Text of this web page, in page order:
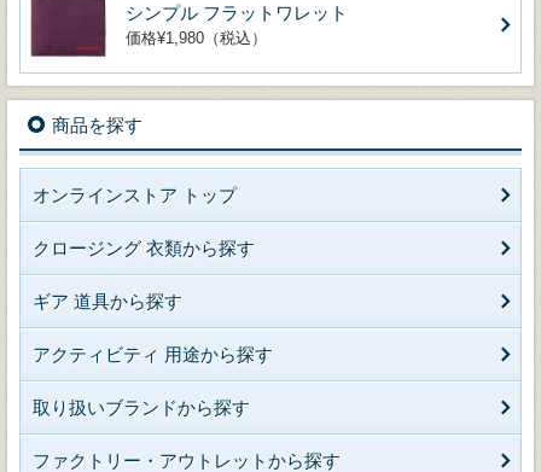
シンプル フラットワレット
価格¥1,980（税込）
商品を探す
オンラインストア トップ
クロージング 衣類から探す
ギア 道具から探す
アクティビティ 用途から探す
取り扱いブランドから探す
ファクトリー・アウトレットから探す